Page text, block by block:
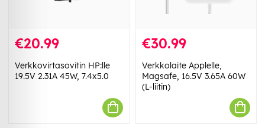
€20.99
Verkkovirtasovitin HP:lle
19.5V 2.31A 45W, 7.4x5.0
€30.99
Verkkolaite Applelle,
Magsafe, 16.5V 3.65A 60W
(L-liitin)